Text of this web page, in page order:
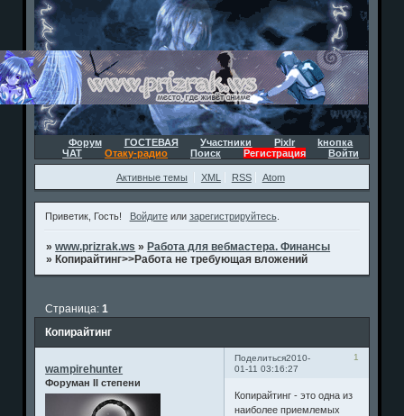
Форум ГОСТЕВАЯ Участники Pixlr
kнопка
ЧАТ
Отаку-радио Поиск Регистрация Войти
Активные темы XML RSS Atom
Приветик, Гость! Войдитеили зарегистрируйтесь.
»www.prizrak.ws » Работа для вебмастера. Финансы
» Копирайтинг>>Работа не требующая вложений
Копирайтинг
Страница:1
Поделиться 1
2010-
01-11 03:16:27
wampirehunter
Форуман II степени
Копирайтинг - это одна из
наиболее приемлемых